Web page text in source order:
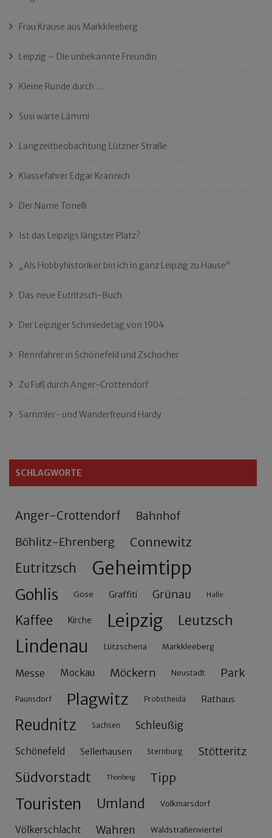
Frau Krause aus Markkleeberg
Leipzig – Die unbekannte Freundin
Kleine Runde durch …
Susi warte Lämmi
Langzeitbeobachtung Lützner Straße
Klassefahrer Edgar Krannich
Der Name Tonelli
Ist das Leipzigs längster Platz?
„Als Hobbyhistoriker bin ich in ganz Leipzig zu Hause“
Das neue Eutritzsch-Buch
Der Leipziger Schmiedetag von 1904
Rennfahrer in Schönefeld und Zschocher
Zu Fuß durch Anger-Crottendorf
Sammler- und Wanderfreund Hardy
SCHLAGWORTE
Anger-Crottendorf Bahnhof
Böhlitz-Ehrenberg Connewitz
Eutritzsch Geheimtipp
Gohlis Gose Graffiti Grünau Halle
Kaffee Kirche Leipzig Leutzsch
Lindenau Lützschena Markkleeberg
Messe Mockau Möckern Neustadt Park
Paunsdorf Plagwitz Probstheida Rathaus
Reudnitz Sachsen Schleußig
Schönefeld Sellerhausen Sternburg Stötteritz
Südvorstadt Thonberg Tipp
Touristen Umland Volkmarsdorf
Völkerschlacht Wahren Waldstraßenviertel